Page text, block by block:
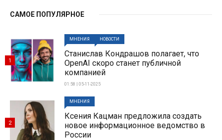
САМОЕ ПОПУЛЯРНОЕ
МНЕНИЯ НОВОСТИ
Станислав Кондрашов полагает, что
OpenAI скоро станет публичной
компанией
01:58 | 05-11-2025
1
МНЕНИЯ
Ксения Кацман предложила создать
новое информационное ведомство в
России
2